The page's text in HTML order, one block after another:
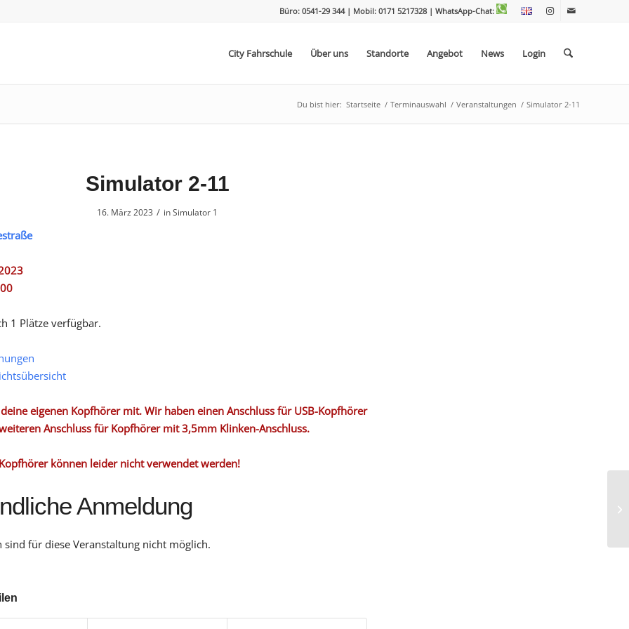
Büro: 0541-29 344 | Mobil: 0171 5217328 | WhatsApp-Chat:
City Fahrschule Über uns Standorte Angebot News Login
Du bist hier: Startseite / Terminauswahl / Veranstaltungen / Simulator 2-11
Simulator 2-11
16. März 2023 / inSimulator 1
1 Plätze verfügbar.
eigenen Kopfhörer mit. Wir haben einen Anschluss für USB-Kopfhörer
Anschluss für Kopfhörer mit 3,5mm Klinken-Anschluss.
können leider nicht verwendet werden!
Anmeldung
sind für diese Veranstaltung nicht möglich.